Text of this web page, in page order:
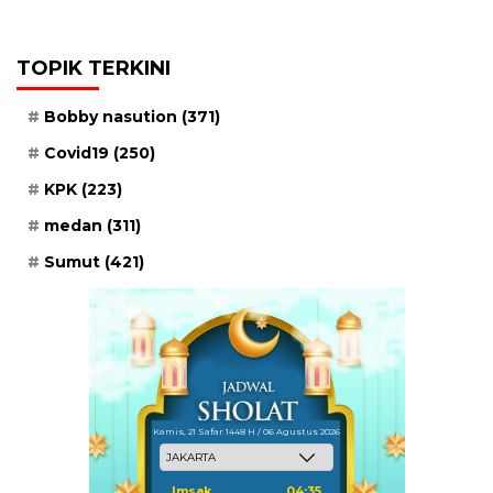
TOPIK TERKINI
Bobby nasution (371)
Covid19 (250)
KPK (223)
medan (311)
Sumut (421)
Kamis, 21 Safar 1448 H / 06 Agustus 2026